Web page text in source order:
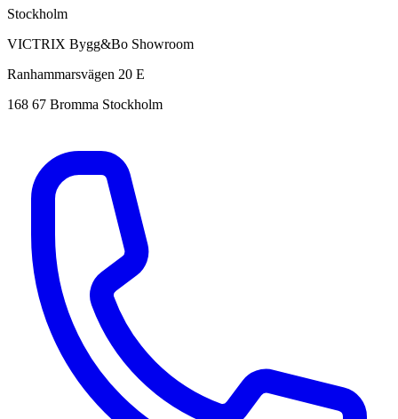
Stockholm
VICTRIX Bygg&Bo Showroom
Ranhammarsvägen 20 E
168 67 Bromma Stockholm